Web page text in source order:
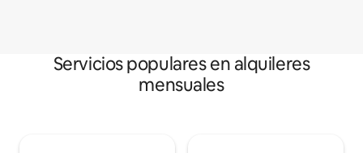
Servicios populares en alquileres
mensuales